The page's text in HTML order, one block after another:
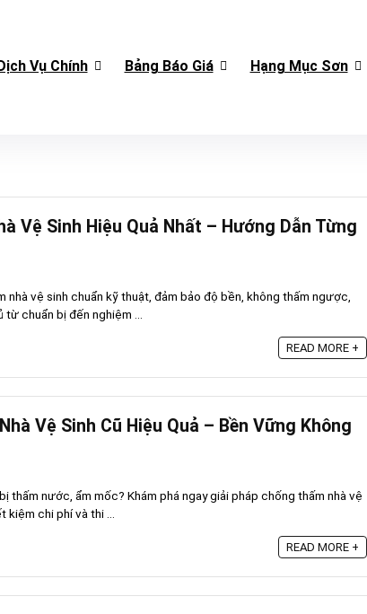
Vụ Chính Bảng Báo Giá Hạng Mục Sơn
Vệ Sinh Hiệu Quả Nhất – Hướng Dẫn Từng
nhà vệ sinh chuẩn kỹ thuật, đảm bảo độ bền, không thấm ngược,
chuẩn bị đến nghiệm ...
READ MORE +
Vệ Sinh Cũ Hiệu Quả – Bền Vững Không
thấm nước, ẩm mốc? Khám phá ngay giải pháp chống thấm nhà vệ
chi phí và thi ...
READ MORE +